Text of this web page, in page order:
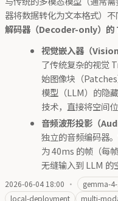
器将数据转化为文本格式）
解码器（Decoder-only）
视觉嵌入器（
了传统复杂的视觉
始图像块（
模型（LLM）的隐
技术，直接将空间
音频波形投影（
独立的音频编码器
为 40ms 的帧（每
无缝输入到 LLM 的
2026-06-04 18:00 · gemma-
local-deployment
multi-